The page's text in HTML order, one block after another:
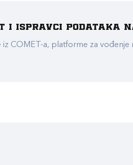
ispravci podataka
COMET-a, platforme za